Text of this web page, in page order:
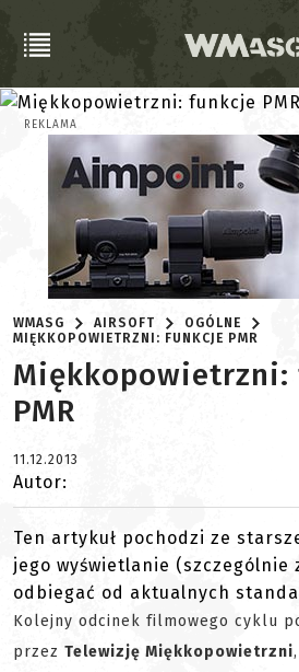
REKLAMA
WMASG AIRSOFT
OGÓLNE
MIĘKKOPOWIETRZNI: FUNKCJE PMR
Miękkopowietrzni:
PMR
11.12.2013
Autor:
Ten artykuł pochodzi ze
jego wyświetlanie (szczególnie
odbiegać od aktualnych
Kolejny odcinek filmowego cyklu
przez Telewizję Miękkopowietrzni